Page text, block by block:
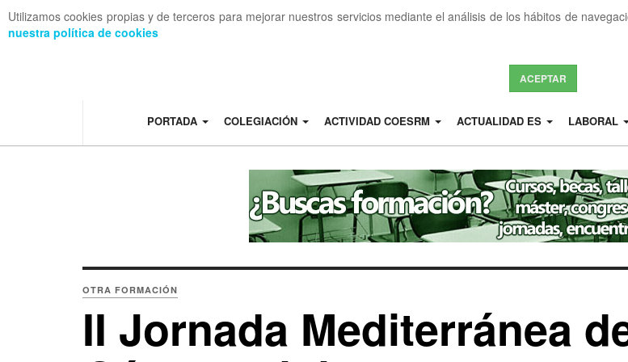
Utilizamos cookies propias y de terceros para mejorar nuestros servicios mediante el análisis de los hábitos de
nuestra política de cookies
ACEPTAR
PORTADA COLEGIACIÓN ACTIVIDAD COESRM ACTUALIDAD ES LABORAL
OTRA FORMACIÓN
II Jornada Mediterránea